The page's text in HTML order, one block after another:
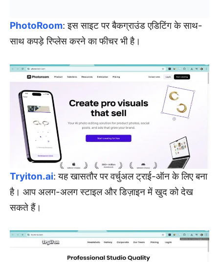
PhotoRoom: इस साइट पर बैकग्राउंड एडिटिंग के साथ-
साथ कपड़े रिप्लेस करने का फीचर भी है।
Tryiton.ai: यह खासतौर पर वर्चुअल ट्राई-ऑन के लिए बना
है। आप अलग-अलग स्टाइल और डिज़ाइन में खुद को देख
सकते हैं।